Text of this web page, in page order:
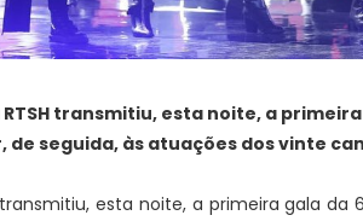
transmitiu, esta noite, a
de seguida, às atuações dos vinte
esta noite, a primeira gala da